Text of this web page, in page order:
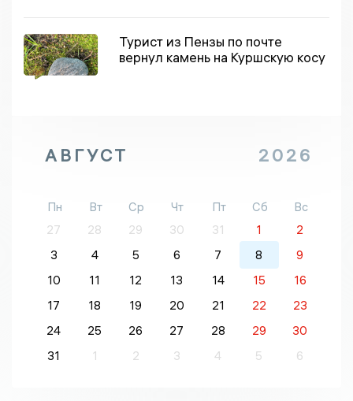
Турист из Пензы по почте
вернул камень на Куршскую косу
АВГУСТ 2026
Пн Вт Ср Чт Пт Сб
Вс
27
28 29 30 31 1
2
3
4 5 6 7 8
9
10
11 12 13 14 15
16
17
18 19 20 21 22
23
24
25 26 27 28 29
30
31
1 2 3 4 5 6